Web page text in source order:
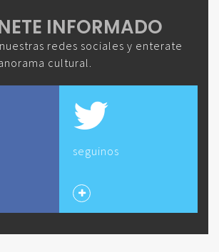
INFORMADO
redes sociales y enterate
cultural.
seguinos